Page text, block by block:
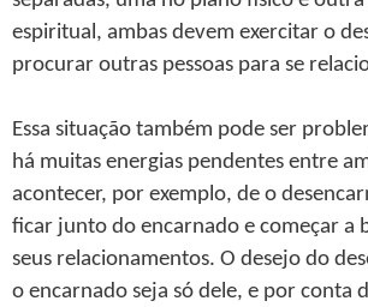
espiritual, ambas devem exercitar o
procurar outras pessoas para se
Essa situação também pode ser
há muitas energias pendentes entre
acontecer, por exemplo, de o
ficar junto do encarnado e começar a
seus relacionamentos. O desejo do
o encarnado seja só dele, e por conta